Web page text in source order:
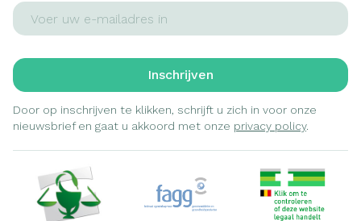
E-mail adres
Inschrijven
Door op inschrijven te klikken, schrijft u zich in voor onze
nieuwsbrief en gaat u akkoord met onze privacy policy.